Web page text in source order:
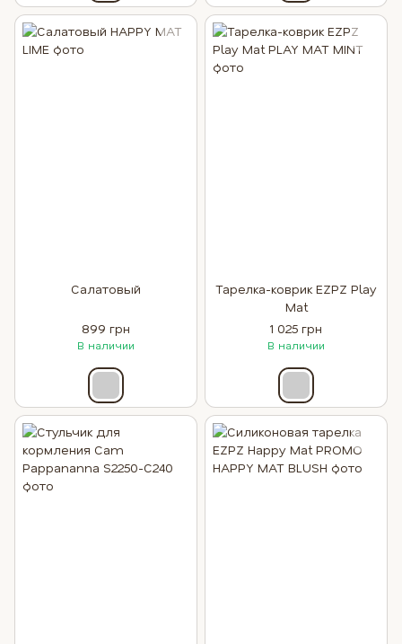
Салатовый
899 грн
В наличии
Тарелка-коврик EZPZ Play
Mat
1 025 грн
В наличии